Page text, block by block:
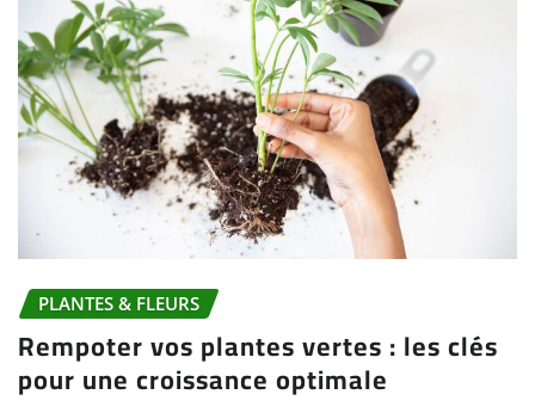
PLANTES & FLEURS
Rempoter vos plantes vertes : les clés
pour une croissance optimale